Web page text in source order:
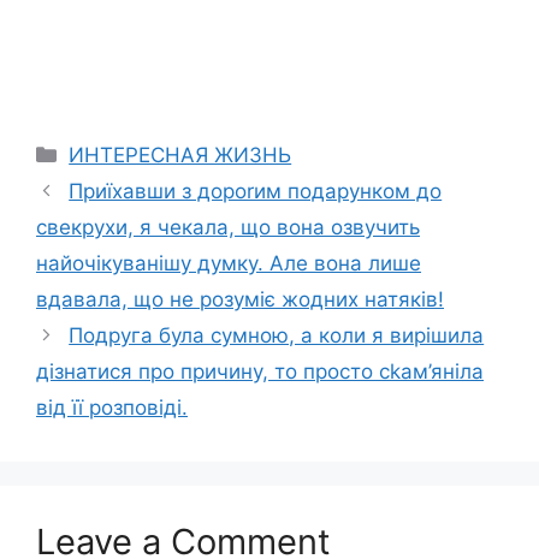
Categories
ИНТЕРЕСНАЯ ЖИЗНЬ
Приїхавши з дороrим подарунком до
свекрухи, я чекала, що вона озвучить
найочікуванішу думку. Але вона лише
вдавала, що не розуміє жодних натяків!
Подруга була сумною, а коли я вирішила
дізнатися про причину, то просто сkам’яніла
від її розповіді.
Leave a Comment